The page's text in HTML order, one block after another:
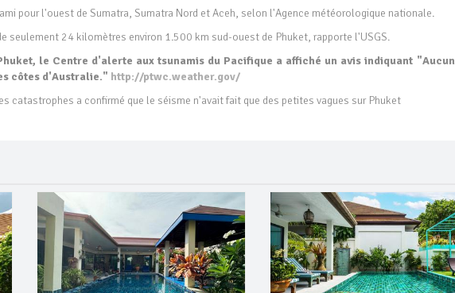
pour l'ouest de Sumatra, Sumatra Nord et Aceh, selon l'Agence météorologique nationale.
seulement 24 kilomètres environ 1.500 km sud-ouest de Phuket, rapporte l'USGS.
le Centre d'alerte aux tsunamis du Pacifique a affiché un avis indiquant "Aucun
côtes d'Australie." http://ptwc.weather.gov/
catastrophes a confirmé que le séisme n'avait fait que des petites vagues sur Phuket